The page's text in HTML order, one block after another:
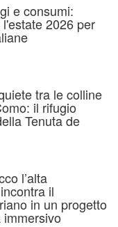
e consumi:
2026 per
tra le colline
il rifugio
Tenuta de
l’alta
il
in un progetto
immersivo